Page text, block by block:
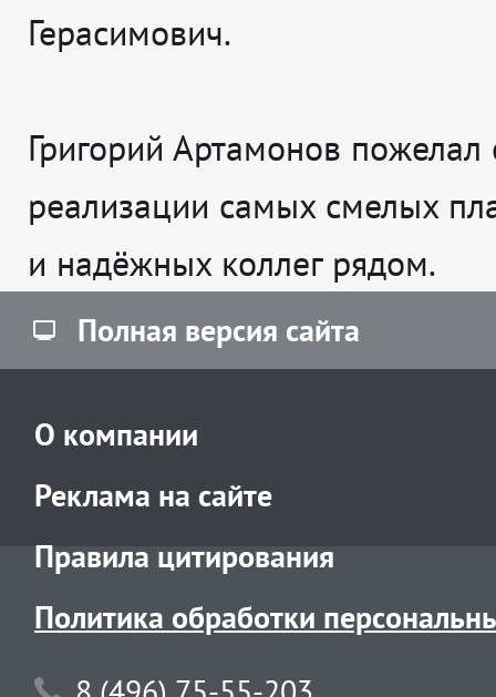
Герасимович.
Григорий Артамонов пожелал
реализации самых смелых
и надёжных коллег рядом.
Полная версия сайта
О компании
Реклама на сайте
Правила цитирования
Политика обработки